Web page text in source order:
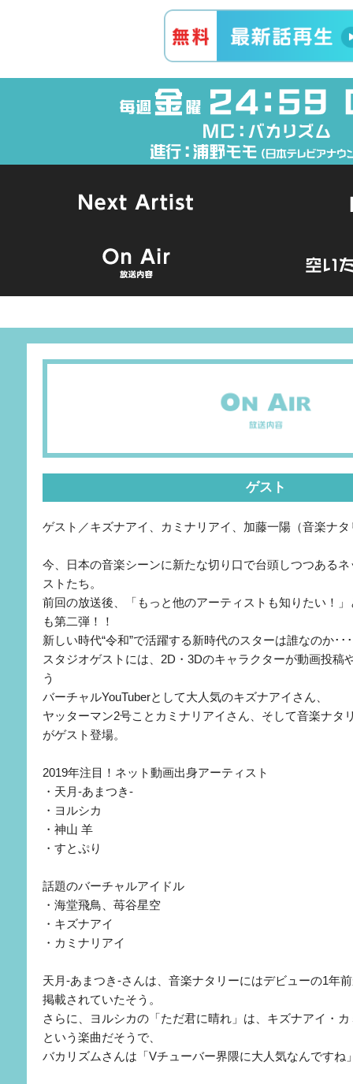
ゲスト
ゲスト／キズナアイ、カミナリアイ、加藤一陽（音楽ナ
今、日本の音楽シーンに新たな切り口で台頭しつつある
ストたち。
前回の放送後、「もっと他のアーティストも知りたい！
も第二弾！！
新しい時代“令和”で活躍する新時代のスターは誰なのか･
スタジオゲストには、2D・3Dのキャラクターが動画投稿
う
バーチャルYouTuberとして大人気のキズナアイさん、
ヤッターマン2号ことカミナリアイさん、そして音楽ナタ
がゲスト登場。
2019年注目！ネット動画出身アーティスト
・天月-あまつき-
・ヨルシカ
・神山 羊
・すとぷり
話題のバーチャルアイドル
・海堂飛鳥、苺谷星空
・キズナアイ
・カミナリアイ
天月-あまつき-さんは、音楽ナタリーにはデビューの1年
掲載されていたそう。
さらに、ヨルシカの「ただ君に晴れ」は、キズナアイ・
という楽曲だそうで、
バカリズムさんは「Vチューバー界隈に大人気なんですね